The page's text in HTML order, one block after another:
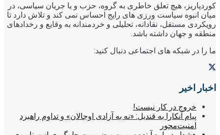
کوردپاریز، هیچ تعلق خاطری به گروه، حزب و یا جریان سیاسی، در
میان انبوه سیاست ورزی های رایج احساس نمی کند و تلاش دارد تا
رویکردی مستقل، نقادانه، تحلیلی و خردمندانه به وقایع و رخدادهای
منطقه و جهان داشته باشد.
ما را در شبکه های اجتماعی دنبال کنید:
اخبار اخیر
خروج در کار نیست!
پیام آنکارا به قندیل: «نه به آزادی اوجالان» و تداوم راهبرد
امنیت‌محور